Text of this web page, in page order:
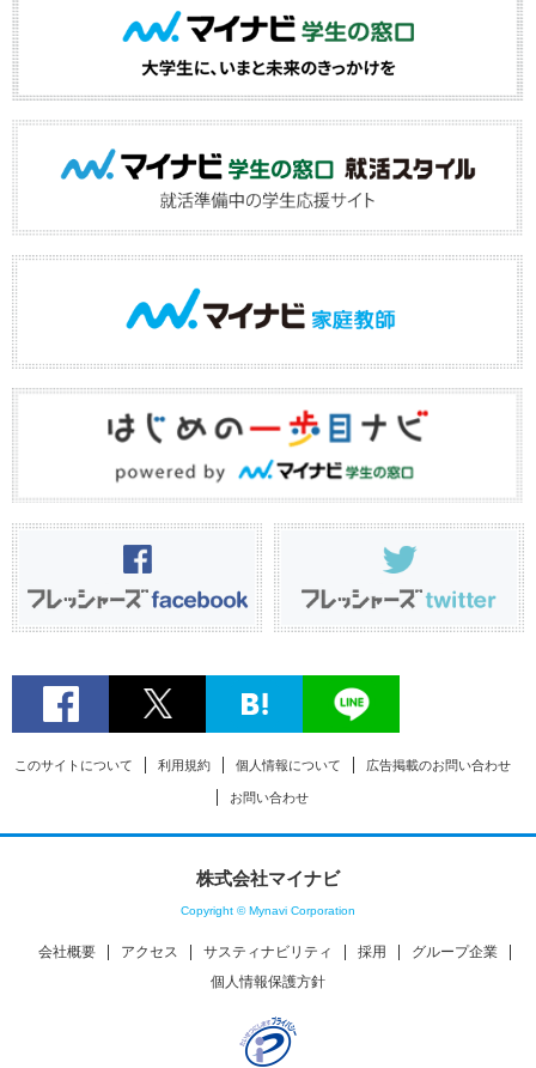
このサイトについて 利用規約 個人情報について 広告掲載のお問い合わせ
お問い合わせ
株式会社マイナビ
Copyright © Mynavi Corporation
会社概要 アクセス サスティナビリティ 採用
グループ企業
個人情報保護方針